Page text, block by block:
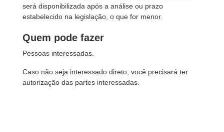
será disponibilizada após a análise ou prazo
estabelecido na legislação, o que for menor.
Quem pode fazer
Pessoas interessadas.
Caso não seja interessado direto, você precisará ter
autorização das partes interessadas.